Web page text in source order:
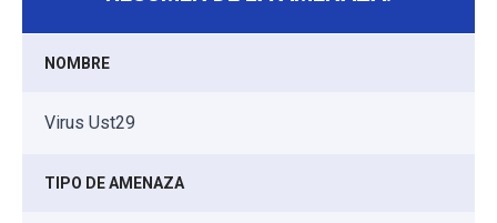
NOMBRE
Virus Ust29
TIPO DE AMENAZA